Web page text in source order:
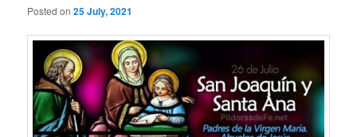
Posted on25 July, 2021